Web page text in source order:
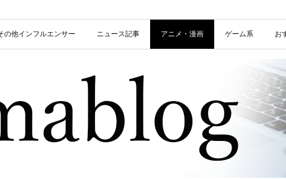
他インフルエンサー ニュース記事 アニメ・漫画 ゲーム系 お